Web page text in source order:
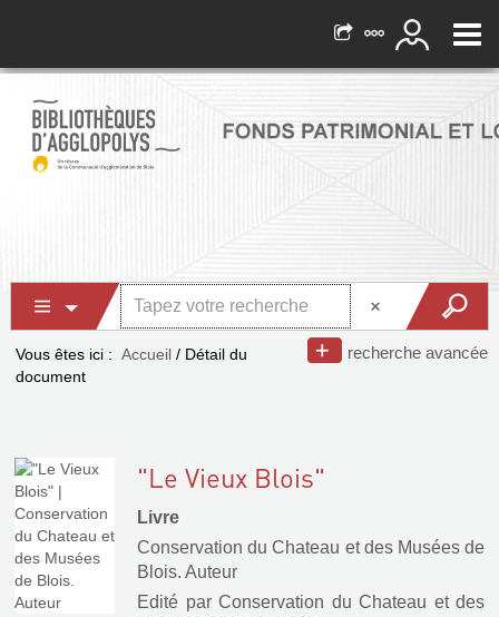
recherche avancée
Vous êtes ici : Accueil / Détail du
document
"Le Vieux Blois"
Livre
Conservation du Chateau et des Musées de
Blois. Auteur
Edité par Conservation du Chateau et des